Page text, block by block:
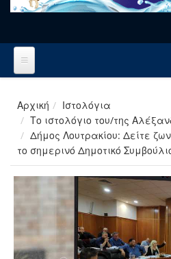
Αρχική
Ιστολόγια
Το ιστολόγιο του/της
Δήμος Λουτρακίου: Δείτε
το σημερινό Δημοτικό